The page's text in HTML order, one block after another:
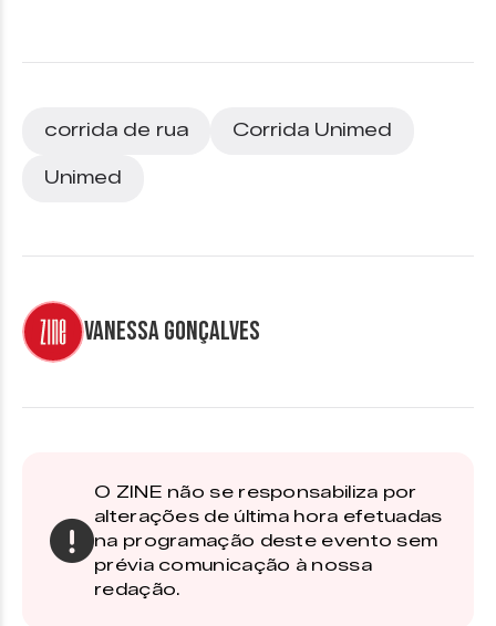
corrida de rua Corrida Unimed
Unimed
Vanessa Gonçalves
O ZINE não se responsabiliza por
alterações de última hora efetuadas
na programação deste evento sem
prévia comunicação à nossa
redação.